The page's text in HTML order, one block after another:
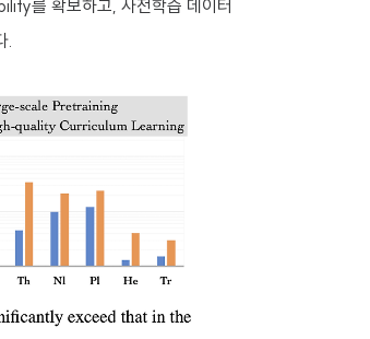
를 확보하고, 사전학습 데이터
.